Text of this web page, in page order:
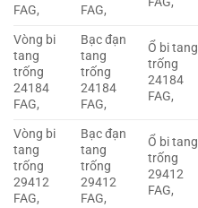
FAG,
FAG,
Vòng bi
tang
trống
24184
FAG,
Bạc đạn
tang
trống
24184
FAG,
Ổ bi tang
trống
24184
FAG,
Vòng bi
tang
trống
29412
FAG,
Bạc đạn
tang
trống
29412
FAG,
Ổ bi tang
trống
29412
FAG,